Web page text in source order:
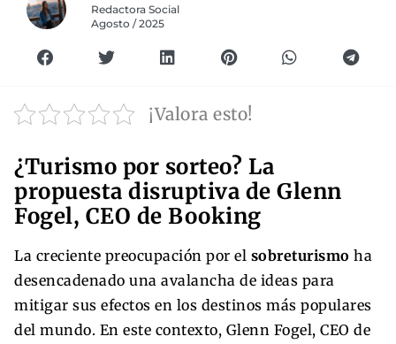
Redactora Social
Agosto / 2025
¡Valora esto!
¿Turismo por sorteo? La
propuesta disruptiva de Glenn
Fogel, CEO de Booking
La creciente preocupación por el sobreturismo ha
desencadenado una avalancha de ideas para
mitigar sus efectos en los destinos más populares
del mundo. En este contexto, Glenn Fogel, CEO de